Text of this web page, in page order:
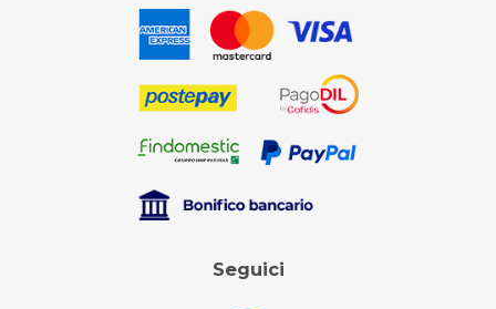
Seguici